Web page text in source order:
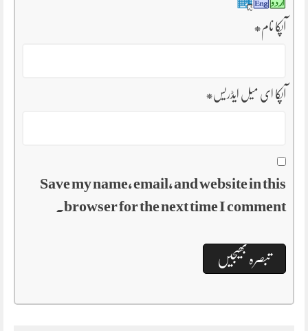
آپکا نام*
آپکا ای میل ایڈریس*
Save my name, email, and website in this
browser for the next time I comment.